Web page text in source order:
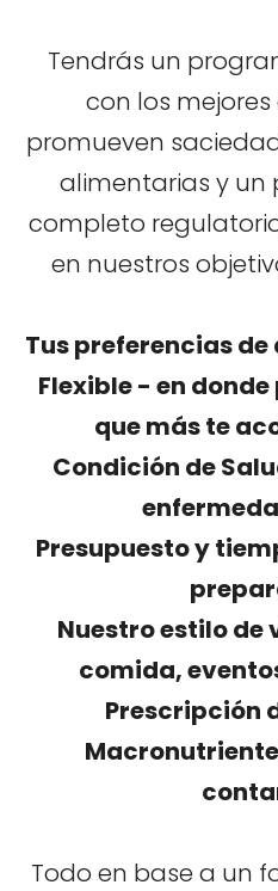
Tendrás un
con los
promueven
alimentarias y un
completo
en nuestros
Tus preferencias
Flexible - en
que más te
Condición de
Presupuesto y
Nuestro estilo de
comida,
Prescripción
Todo en base a un